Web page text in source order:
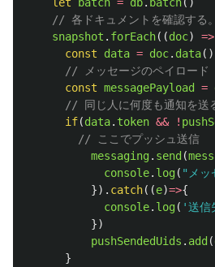
// 各ドキュメントを確認する。
snapshot . forEach((doc) =>
const
data = doc. data()
// メッセージのペイロード
const messagePayload =
// 同じ人に何度も通知を送
if(data. token && !
// ここでプッシュ送信
messaging. send (
console. log( " メ
}). catch((e)=>{
console. log( '送信
})
pushSendedUids . add (
}